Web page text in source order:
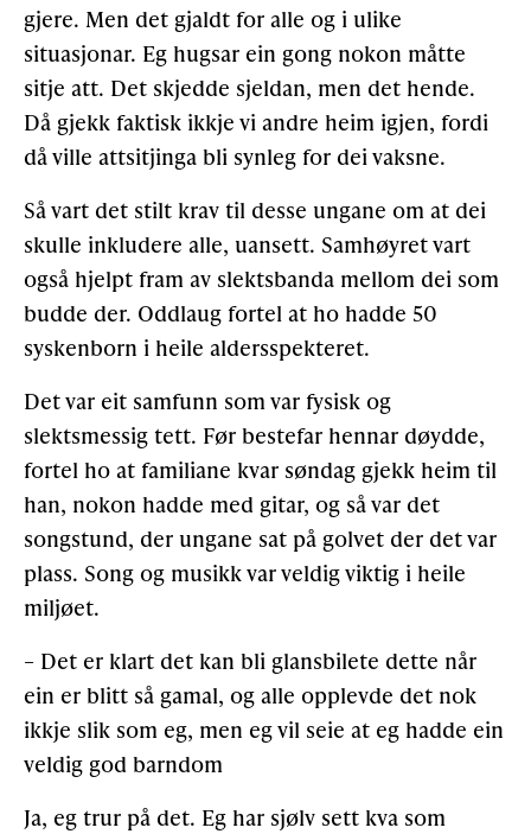
gjere. Men det gjaldt for alle og i ulike
situasjonar. Eg hugsar ein gong nokon måtte
sitje att. Det skjedde sjeldan, men det hende.
Då gjekk faktisk ikkje vi andre heim igjen, fordi
då ville attsitjinga bli synleg for dei vaksne.
Så vart det stilt krav til desse ungane om at dei
skulle inkludere alle, uansett. Samhøyret vart
også hjelpt fram av slektsbanda mellom dei som
budde der. Oddlaug fortel at ho hadde 50
syskenborn i heile aldersspekteret.
Det var eit samfunn som var fysisk og
slektsmessig tett. Før bestefar hennar døydde,
fortel ho at familiane kvar søndag gjekk heim til
han, nokon hadde med gitar, og så var det
songstund, der ungane sat på golvet der det var
plass. Song og musikk var veldig viktig i heile
miljøet.
– Det er klart det kan bli glansbilete dette når
ein er blitt så gamal, og alle opplevde det nok
ikkje slik som eg, men eg vil seie at eg hadde ein
veldig god barndom
Ja, eg trur på det. Eg har sjølv sett kva som